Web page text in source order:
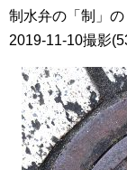
制水弁の「制」の
2019-11-10撮影